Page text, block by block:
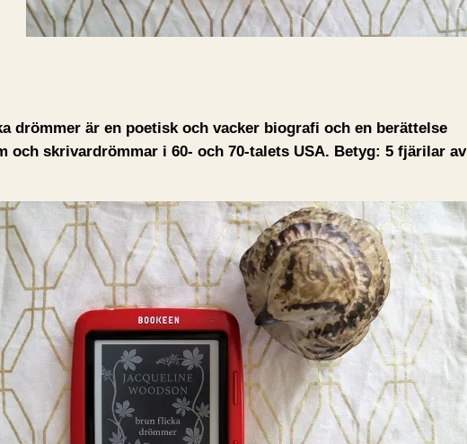
drömmer är en poetisk och vacker biografi och en berättelse
och skrivardrömmar i 60- och 70-talets USA. Betyg: 5 fjärilar av